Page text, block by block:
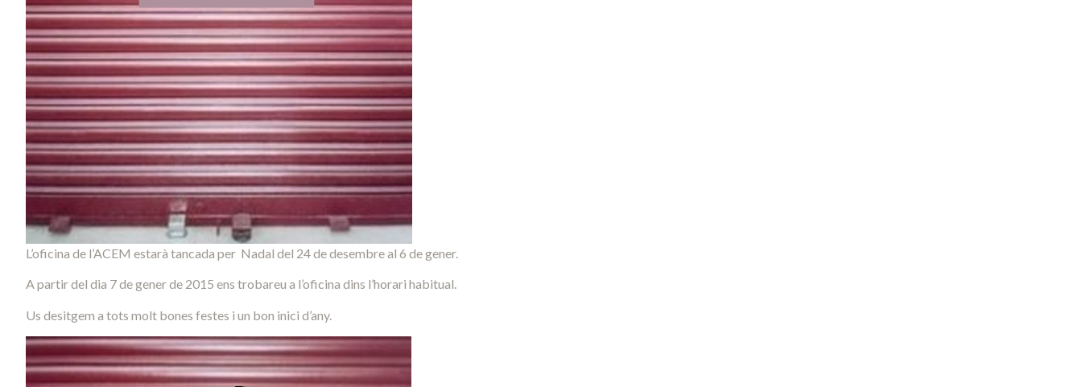
L’oficina de l’ACEM estarà tancada per Nadal del 24 de desembre al 6 de gener.
A partir del dia 7 de gener de 2015 ens trobareu a l’oficina dins l’horari habitual.
Us desitgem a tots molt bones festes i un bon inici d’any.